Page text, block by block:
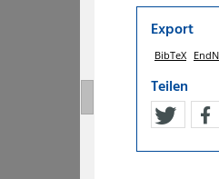
Export
BibTeX
Teilen